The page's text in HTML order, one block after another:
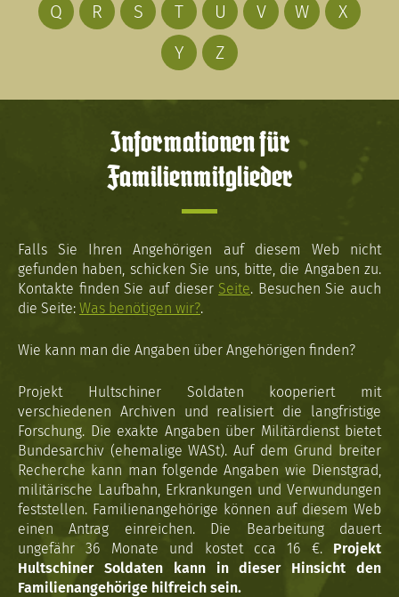
Q
R S T U V W
X
Y
Z
Informationen für
Familienmitglieder
Falls Sie Ihren Angehörigen auf diesem Web nicht
gefunden haben, schicken Sie uns, bitte, die Angaben zu.
Kontakte finden Sie auf dieser Seite. Besuchen Sie auch
die Seite: Was benötigen wir?.
Wie kann man die Angaben über Angehörigen finden?
Projekt Hultschiner Soldaten kooperiert mit
verschiedenen Archiven und realisiert die langfristige
Forschung. Die exakte Angaben über Militärdienst bietet
Bundesarchiv (ehemalige WASt). Auf dem Grund breiter
Recherche kann man folgende Angaben wie Dienstgrad,
militärische Laufbahn, Erkrankungen und Verwundungen
feststellen. Familienangehörige können auf diesem Web
einen Antrag einreichen. Die Bearbeitung dauert
ungefähr 36 Monate und kostet cca 16 €. Projekt
Hultschiner Soldaten kann in dieser Hinsicht den
Familienangehörige hilfreich sein.